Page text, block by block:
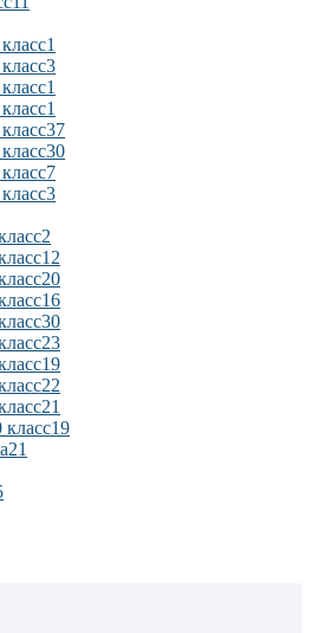
1
3
1
1
37
30
7
3
2
12
20
16
30
23
19
22
21
класс19
21